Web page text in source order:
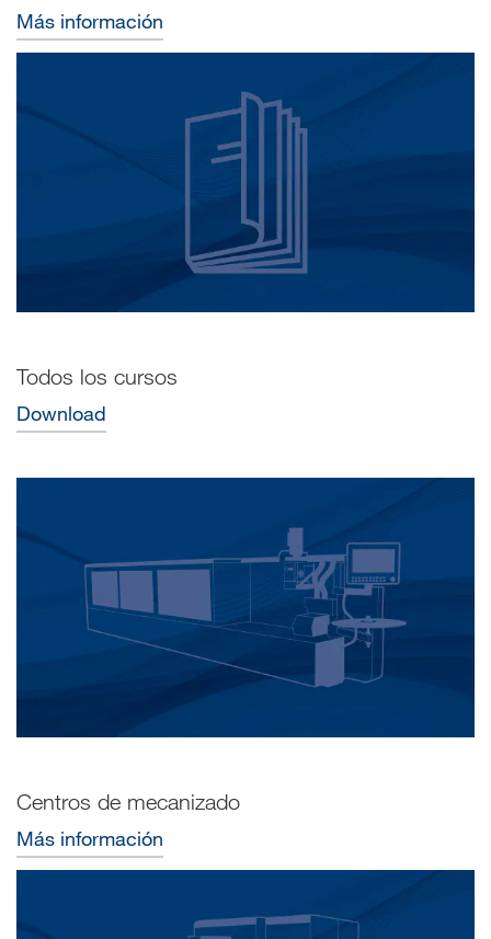
Más información
Todos los cursos
Download
Centros de mecanizado
Más información